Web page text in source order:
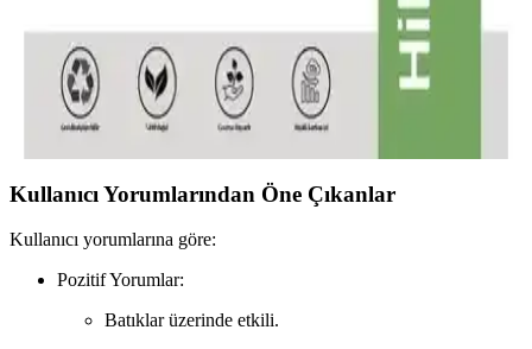
Ht Healing Touch Doğal At Kılı Fırçası: Cilt Sağlığı
ve Güzellik İçin Doğal Bir Seçenek
Doğal at kılı malzemesiyle üretilen bu fırça, cilt ve vücut sağlığını
destekler, ölü deriyi nazikçe temizler, dolaşımı artırır ve selülit
görünümünü azaltır, doğal güzellik için ideal bir bakım aracıdır.
Kullanıcı Yorumlarından Öne Çıkanlar
Kullanıcı yorumlarına göre:
Pozitif Yorumlar:
Batıklar üzerinde etkili.